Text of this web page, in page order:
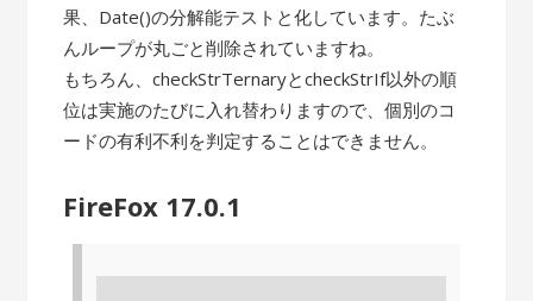
果、Date()の分解能テストと化しています。たぶ
んループが丸ごと削除されていますね。
もちろん、checkStrTernaryとcheckStrIf以外の順
位は実施のたびに入れ替わりますので、個別のコ
ードの有利不利を判定することはできません。
FireFox 17.0.1